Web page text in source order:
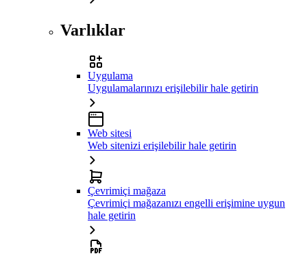
Varlıklar
Uygulama
Uygulamalarınızı erişilebilir hale getirin
Web sitesi
Web sitenizi erişilebilir hale getirin
Çevrimiçi mağaza
Çevrimiçi mağazanızı engelli erişimine uygun
hale getirin